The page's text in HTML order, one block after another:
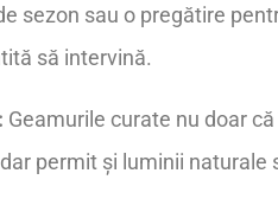
sezon sau o pregătire
să intervină.
Geamurile curate nu doar
permit și luminii naturale